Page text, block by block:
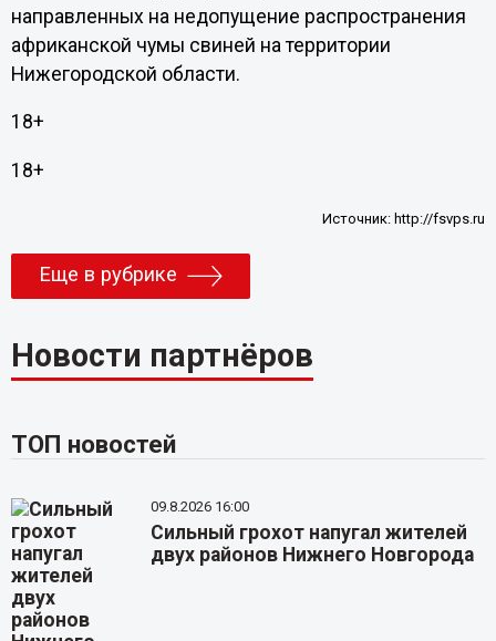
направленных на недопущение распространения
африканской чумы свиней на территории
Нижегородской области.
18+
18+
Источник:http://fsvps.ru
Еще в рубрике
Новости партнёров
ТОП новостей
09.8.2026 16:00
Сильный грохот напугал жителей
двух районов Нижнего Новгорода